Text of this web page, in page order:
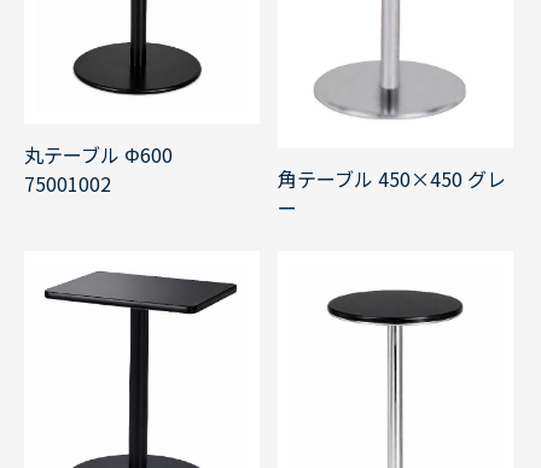
丸テーブル Φ600
75001002
角テーブル 450×450 グレ
ー